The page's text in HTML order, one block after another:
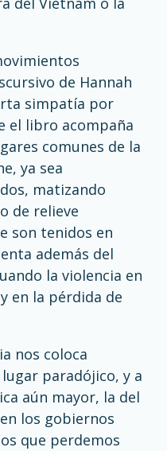
de Hannah
simpatía por
el libro acompaña
comunes de la
ya sea
matizando
de relieve
son tenidos en
además del
la violencia en
en la pérdida de
nos coloca
paradójico, y a
aún mayor, la del
los gobiernos
que perdemos